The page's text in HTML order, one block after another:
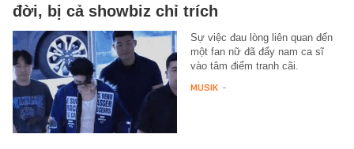
đời, bị cả showbiz chỉ trích
Sự việc đau lòng liên quan đến
một fan nữ đã đẩy nam ca sĩ
vào tâm điểm tranh cãi.
MUSIK -